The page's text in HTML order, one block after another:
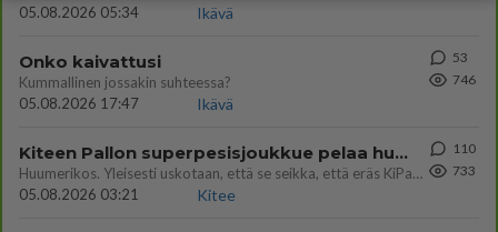
05.08.2026 05:34
Ikävä
Onko kaivattusi
Kummallinen jossakin suhteessa?
05.08.2026 17:47
Ikävä
53
746
Kiteen Pallon superpesisjoukkue pelaa huumeiden vaikutuksen alaisena
Huumerikos. Yleisesti uskotaan, että se seikka, että eräs KiPan pelaaja kärähtää huumeista, on vain jäävuoren huippu. M
05.08.2026 03:21
Kitee
110
733